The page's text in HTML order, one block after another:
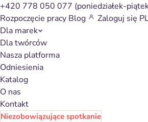
+420 778 050 077 (poniedziałek-
Rozpoczęcie pracy Blog Zaloguj się
Dla marek
Dla twórców
Nasza platforma
Odniesienia
Katalog
O nas
Kontakt
Niezobowiązujące spotkanie
Affiliate
campaign catalog
for Motoryzacja i
kemping